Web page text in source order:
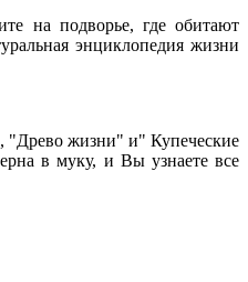
на подворье, где обитают
энциклопедия жизни
"Древо жизни" и" Купеческие
в муку, и Вы узнаете все